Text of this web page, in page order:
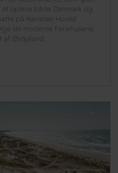
opleve både Danmark og
på Kammak Hostel
de moderne Feriehusene
af Østjylland.